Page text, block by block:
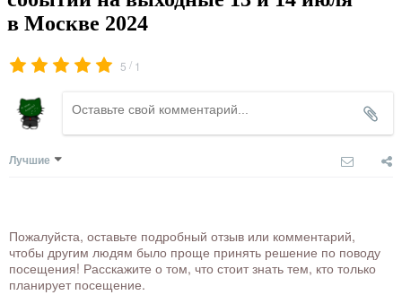
в Москве 2024
5 / 1
Лучшие
Пожалуйста, оставьте подробный отзыв или комментарий,
чтобы другим людям было проще принять решение по поводу
посещения! Расскажите о том, что стоит знать тем, кто только
планирует посещение.